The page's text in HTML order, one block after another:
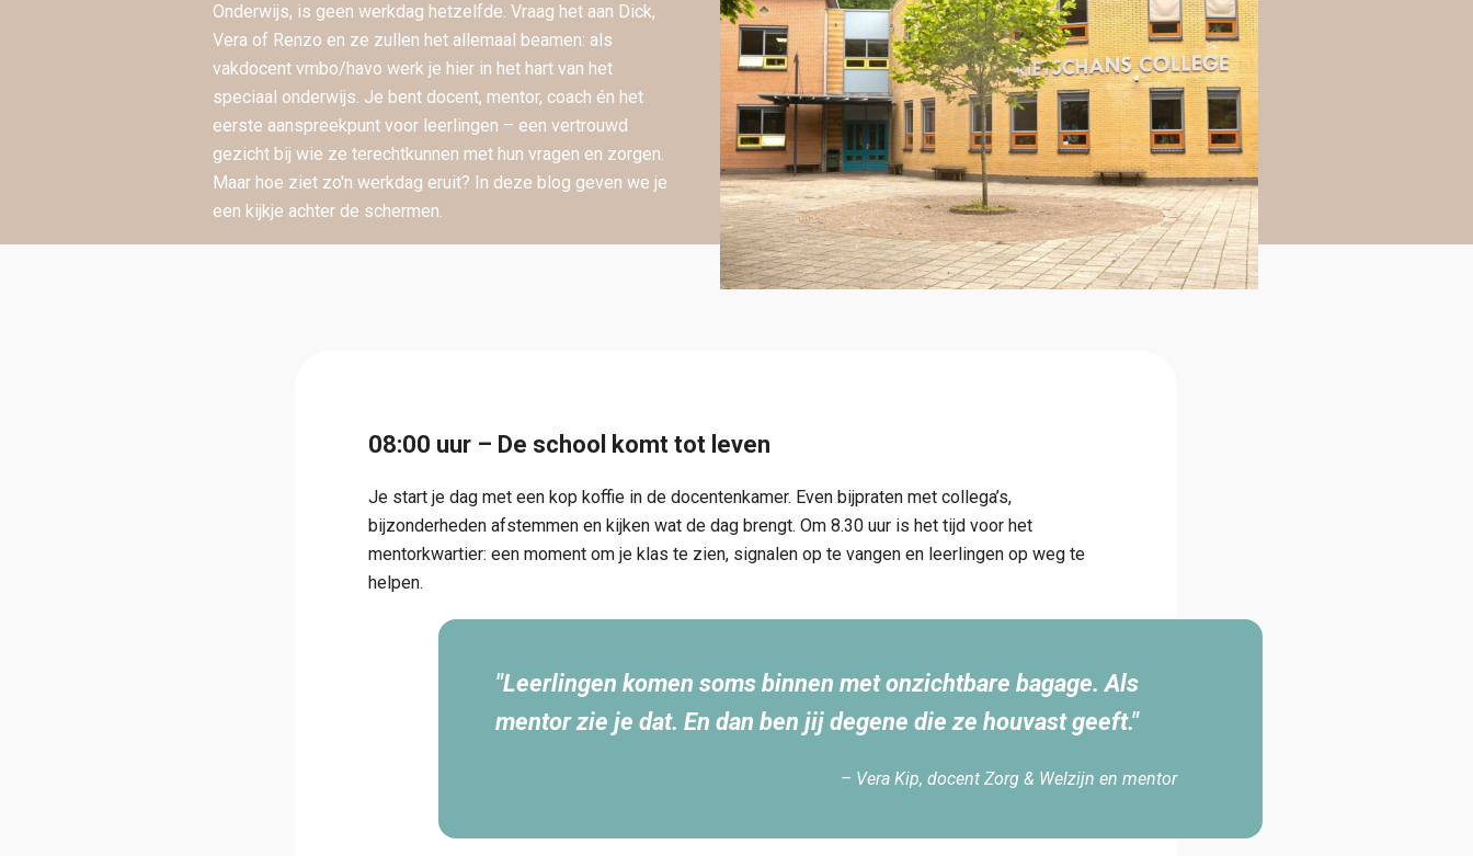
Onderwijs, is geen werkdag hetzelfde. Vraag het aan Dick,
Vera of Renzo en ze zullen het allemaal beamen: als
vakdocent vmbo/havo werk je hier in het hart van het
speciaal onderwijs. Je bent docent, mentor, coach én het
eerste aanspreekpunt voor leerlingen – een vertrouwd
gezicht bij wie ze terechtkunnen met hun vragen en zorgen.
Maar hoe ziet zo'n werkdag eruit? In deze blog geven we je
een kijkje achter de schermen.
08:00 uur – De school komt tot leven
Je start je dag met een kop koffie in de docentenkamer. Even bijpraten met collega’s,
bijzonderheden afstemmen en kijken wat de dag brengt. Om 8.30 uur is het tijd voor het
mentorkwartier: een moment om je klas te zien, signalen op te vangen en leerlingen op weg te
helpen.
"Leerlingen komen soms binnen met onzichtbare bagage. Als
mentor zie je dat. En dan ben jij degene die ze houvast geeft."
– Vera Kip, docent Zorg & Welzijn en mentor